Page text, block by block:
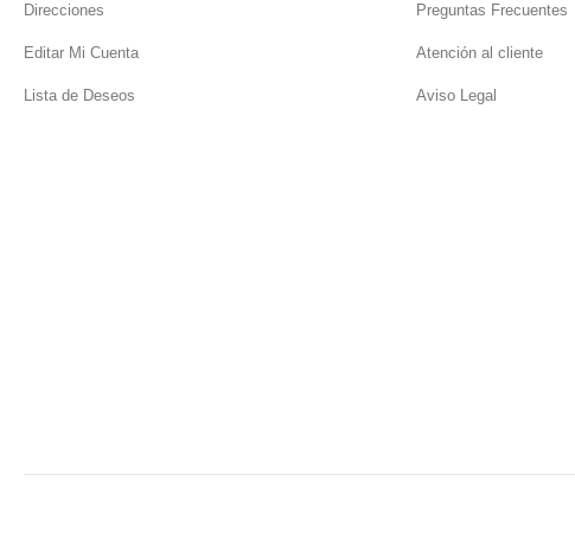
Direcciones
Editar Mi Cuenta
Lista de Deseos
Preguntas Frecuentes
Atención al cliente
Aviso Legal